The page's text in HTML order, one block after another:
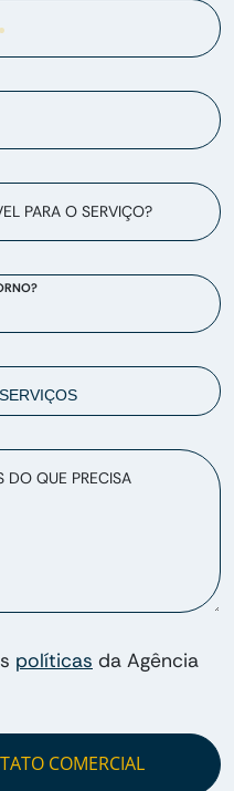
PARA O SERVIÇO?
DO QUE PRECISA
políticas da Agência
COMERCIAL